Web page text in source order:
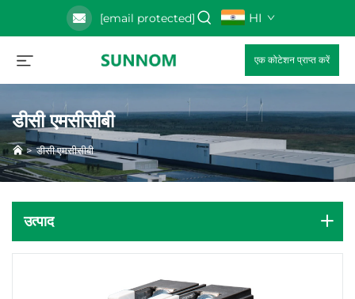
[email protected] HI
एक कोटेशन प्राप्त करें
डीसी एमसीसीबी
>डीसी एमसीसीबी
उत्पाद